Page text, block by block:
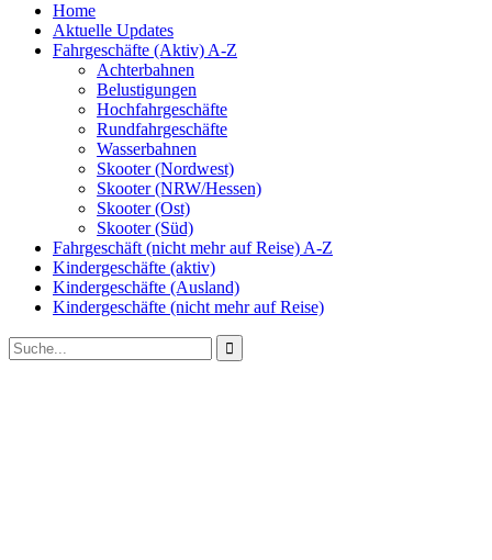
Home
Aktuelle Updates
Fahrgeschäfte (Aktiv) A-Z
Achterbahnen
Belustigungen
Hochfahrgeschäfte
Rundfahrgeschäfte
Wasserbahnen
Skooter (Nordwest)
Skooter (NRW/Hessen)
Skooter (Ost)
Skooter (Süd)
Fahrgeschäft (nicht mehr auf Reise) A-Z
Kindergeschäfte (aktiv)
Kindergeschäfte (Ausland)
Kindergeschäfte (nicht mehr auf Reise)